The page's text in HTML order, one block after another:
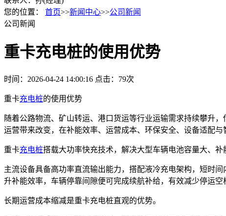
您的位置：
首页>>新闻中心>>公司新闻
公司新闻
重卡充电桩的使用优势
时间：2026-04-24 14:00:16 点击：79次
重卡充电桩的使用优势
随着公路物流、矿山转运、港口货运等行业运输需求持续攀升
运营带来改变，在补能效率、运营成本、环保安全、设备适配
重卡充电桩搭载大功率快充技术，解决大型车辆电池容量大、补
主流设备具备高功率直流输出能力，搭配液冷充电架构，短时
升补能效率，车辆停靠间隙便可完成续航补给，有效减少停运
长期运营成本缩减是重卡充电桩直观的优势。